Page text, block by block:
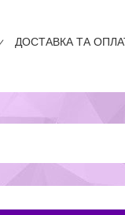
ДОСТАВКА ТА